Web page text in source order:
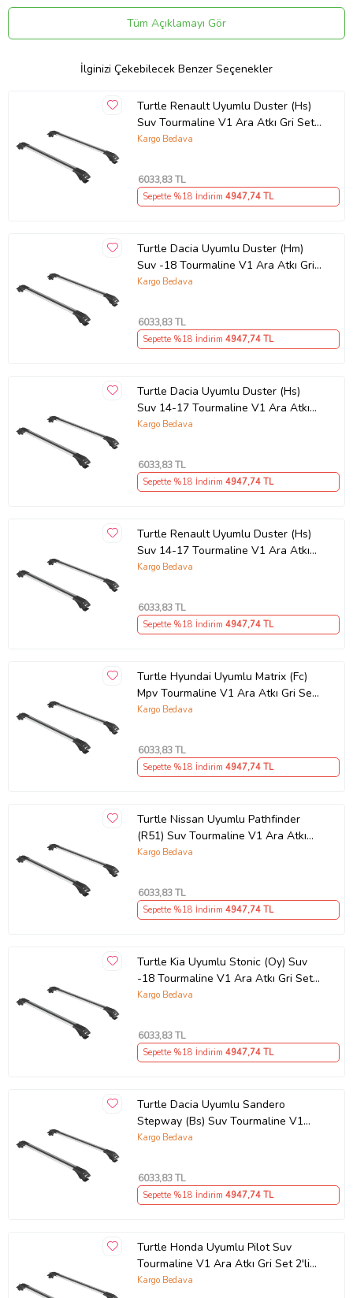
✔Birebir Uyum:Aracınızın orijinal ölçülerine sadık kalınarak
✔Malzeme:Dayanıklı ve uzun ömürlü malzeme.
modeller için uygundur.
Aracınızın ölçülerine uygundur. Montaj işlemi el yatkınlığı
gerektirebilir.
Hareketli araçta bu ürünle maksimum yük taşıma sınırı 75 kg’dır. (2
ya da 3 alüminyum bar fark etmeksizin, yasal sınır 75 kg’dır.)
Hatalı bir alışveriş yapılmadığı sürece, alüminyum çubukların
2 Adet Alüminyum Çubuk (İlan başlığında yer alan araca tam
uyumlu ölçüde) 1 araçlık bağlantı kiti (2 adet alüminyum çubuğa
göre aşağıdaki gibidir.) 4 Bağlantı Ana gövdesi 4 Bağlantı Ana
Gövde Kilitli Kapağı 2 Adet Anahtar İlan başlığında yazan araç
modeline uygun yardımcı bağlantı kiti.
Müşteri memnuniyeti garantisiyle.
Ürün Kodu:kcm70495966
Tüm Açıklamayı Gör
İlginizi Çekebilecek Benzer Seçenekler
Turtle Renault Uyumlu Duster (Hs)
Suv Tourmaline V1 Ara Atkı Gri Set
2'li (Karışık)
Kargo Bedava
6033,83 TL
Sepette %18 İndirim 4947,74 TL
Turtle Dacia Uyumlu Duster (Hm)
Suv -18 Tourmaline V1 Ara Atkı Gri
Set 2'li (Karışık)
Kargo Bedava
6033,83 TL
Sepette %18 İndirim 4947,74 TL
Turtle Dacia Uyumlu Duster (Hs)
Suv 14-17 Tourmaline V1 Ara Atkı
Gri Set 2'li (Karışık)
Kargo Bedava
6033,83 TL
Sepette %18 İndirim 4947,74 TL
Turtle Renault Uyumlu Duster (Hs)
Suv 14-17 Tourmaline V1 Ara Atkı
Gri Set 2'li (Karışık)
Kargo Bedava
6033,83 TL
Sepette %18 İndirim 4947,74 TL
Turtle Hyundai Uyumlu Matrix (Fc)
Mpv Tourmaline V1 Ara Atkı Gri Set
2'li (Karışık)
Kargo Bedava
6033,83 TL
Sepette %18 İndirim 4947,74 TL
Turtle Nissan Uyumlu Pathfinder
(R51) Suv Tourmaline V1 Ara Atkı
Gri Set 2'li (Karışık)
Kargo Bedava
6033,83 TL
Sepette %18 İndirim 4947,74 TL
Turtle Kia Uyumlu Stonic (Oy) Suv
-18 Tourmaline V1 Ara Atkı Gri Set
2'li (Karışık)
Kargo Bedava
6033,83 TL
Sepette %18 İndirim 4947,74 TL
Turtle Dacia Uyumlu Sandero
Stepway (Bs) Suv Tourmaline V1
Ara Atkı Gri Set 2'li (Karışık)
Kargo Bedava
6033,83 TL
Sepette %18 İndirim 4947,74 TL
Turtle Honda Uyumlu Pilot Suv
Tourmaline V1 Ara Atkı Gri Set 2'li
(Karışık)
Kargo Bedava